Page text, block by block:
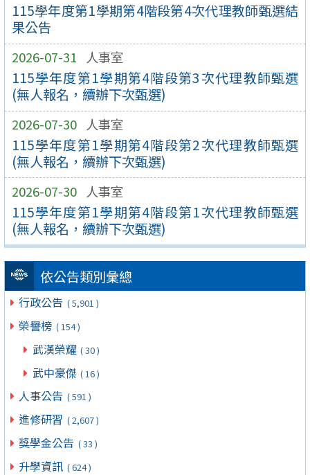
115學年度第1學期第4階段第4次代理教師甄選結
果公告
2026-07-31 人事室
115學年度第1學期第4階段第3次代理教師甄選
(無人報名，續辦下次甄選)
2026-07-30 人事室
115學年度第1學期第4階段第2次代理教師甄選
(無人報名，續辦下次甄選)
2026-07-30 人事室
115學年度第1學期第4階段第1次代理教師甄選
(無人報名，續辦下次甄選)
依公告類別彙總
行政公告 ( 5,901 )
榮譽榜 ( 154 )
武漢榮耀 ( 30 )
武中豪傑 ( 16 )
人事公告 ( 591 )
進修研習 ( 2,607 )
獎學金公告 ( 33 )
升學資訊 ( 624 )